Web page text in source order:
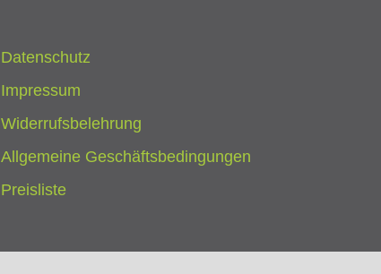
Datenschutz
Impressum
Widerrufsbelehrung
Allgemeine Geschäftsbedingungen
Preisliste